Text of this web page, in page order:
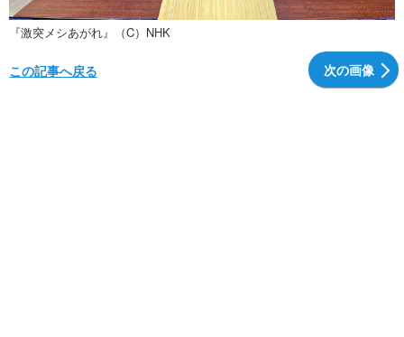
『激突メシあがれ』（C）NHK
次の画像
この記事へ戻る